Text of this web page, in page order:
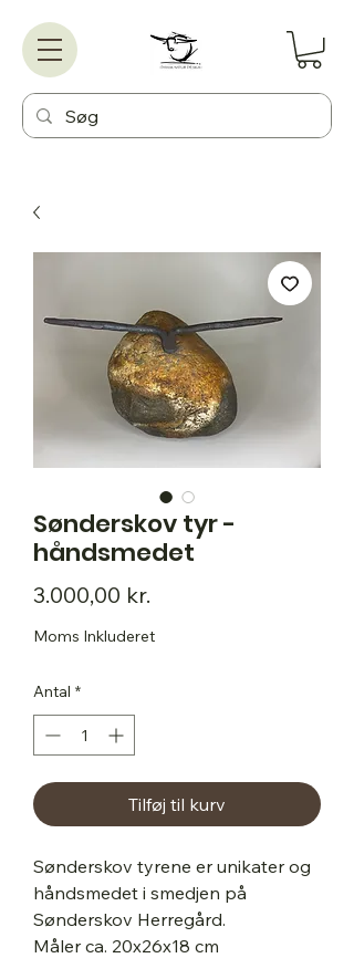
Sønderskov tyr -
håndsmedet
3.000,00 kr.
Moms Inkluderet
Antal *
Tilføj til kurv
Sønderskov tyrene er unikater og
håndsmedet i smedjen på
Sønderskov Herregård.
Måler ca. 20x26x18 cm